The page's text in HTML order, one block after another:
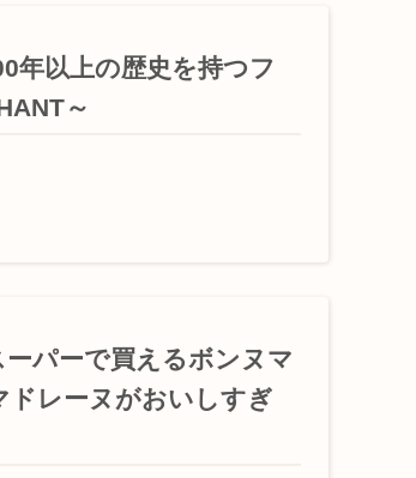
年以上の歴史を持つフ
～
パーで買えるボンヌマ
レーヌがおいしすぎ